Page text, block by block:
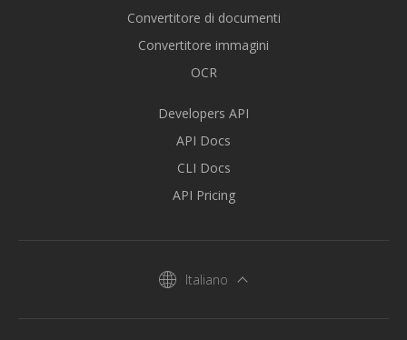
Convertitore di documenti
Convertitore immagini
OCR
Developers API
API Docs
CLI Docs
API Pricing
Italiano